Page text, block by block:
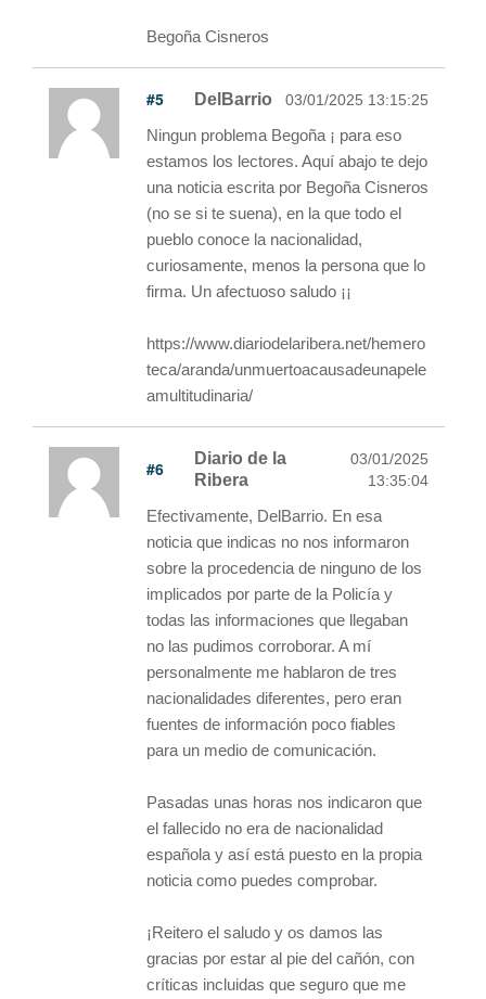
Begoña Cisneros
#5 DelBarrio 03/01/2025 13:15:25
Ningun problema Begoña ¡ para eso
estamos los lectores. Aquí abajo te dejo
una noticia escrita por Begoña Cisneros
(no se si te suena), en la que todo el
pueblo conoce la nacionalidad,
curiosamente, menos la persona que lo
firma. Un afectuoso saludo ¡¡
https://www.diariodelaribera.net/hemero
teca/aranda/unmuertoacausadeunapele
amultitudinaria/
#6
Diario de la
Ribera
03/01/2025
13:35:04
Efectivamente, DelBarrio. En esa
noticia que indicas no nos informaron
sobre la procedencia de ninguno de los
implicados por parte de la Policía y
todas las informaciones que llegaban
no las pudimos corroborar. A mí
personalmente me hablaron de tres
nacionalidades diferentes, pero eran
fuentes de información poco fiables
para un medio de comunicación.
Pasadas unas horas nos indicaron que
el fallecido no era de nacionalidad
española y así está puesto en la propia
noticia como puedes comprobar.
¡Reitero el saludo y os damos las
gracias por estar al pie del cañón, con
críticas incluidas que seguro que me